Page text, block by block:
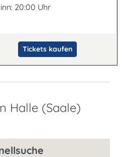
20:00 Uhr
Tickets kaufen
Halle (Saale)